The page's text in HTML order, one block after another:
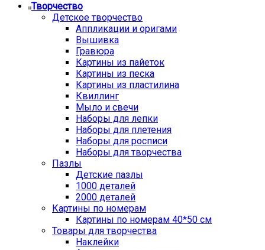
Творчество
Детское творчество
Аппликации и оригами
Вышивка
Гравюра
Картины из пайеток
Картины из песка
Картины из пластилина
Квиллинг
Мыло и свечи
Наборы для лепки
Наборы для плетения
Наборы для росписи
Наборы для творчества
Пазлы
Детские пазлы
1000 деталей
2000 деталей
Картины по номерам
Картины по номерам 40*50 см
Товары для творчества
Наклейки